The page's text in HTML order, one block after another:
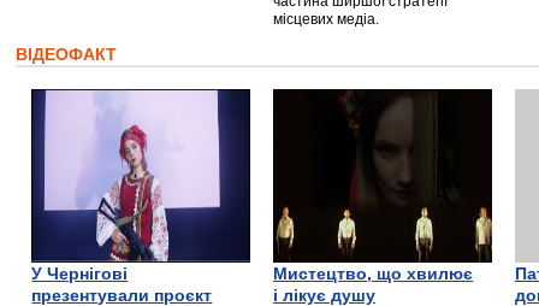
місцевих медіа.
ВІДЕОФАКТ
У Чернігові
презентували проєкт
Мистецтво, що хвилює
і лікує душу